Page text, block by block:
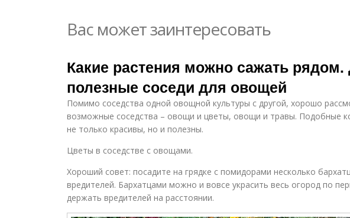
Вас может заинтересовать
Какие растения можно сажать рядом.
полезные соседи для овощей
Помимо соседства одной овощной культуры с другой, хорошо
возможные соседства – овощи и цветы, овощи и травы. Подобные
не только красивы, но и полезны.
Цветы в соседстве с овощами.
Хороший совет: посадите на грядке с помидорами несколько
вредителей. Бархатцами можно и вовсе украсить весь огород по
держать вредителей на расстоянии.